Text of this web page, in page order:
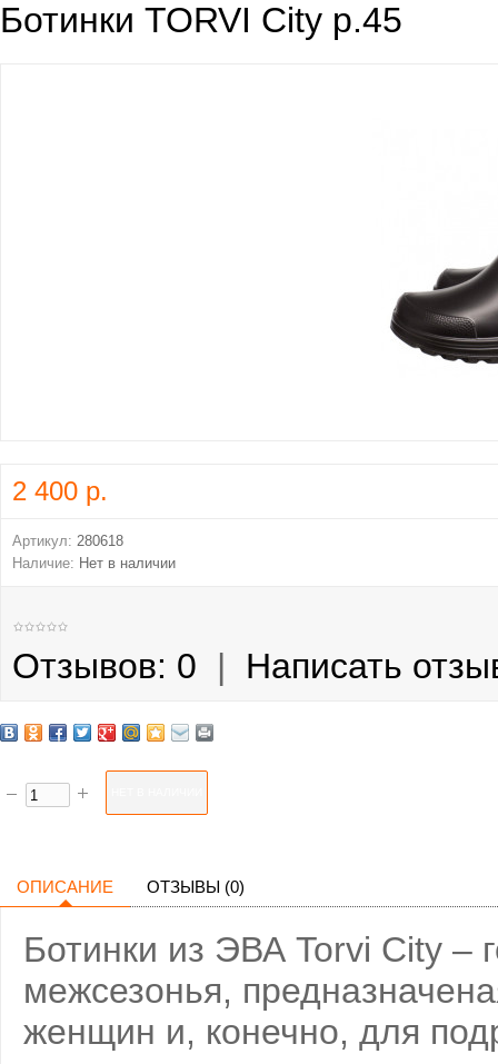
Ботинки TORVI City р.45
2 400 р.
Артикул: 280618
Наличие: Нет в наличии
Отзывов: 0 | Написать
ОПИСАНИЕ ОТЗЫВЫ (0)
Ботинки из ЭВА Torvi City –
межсезонья,
женщин и, конечно, для